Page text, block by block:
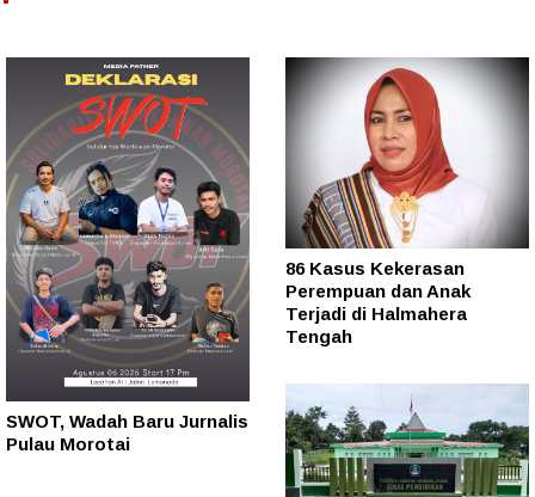
SWOT, Wadah Baru Jurnalis
Pulau Morotai
86 Kasus Kekerasan
Perempuan dan Anak
Terjadi di Halmahera
Tengah